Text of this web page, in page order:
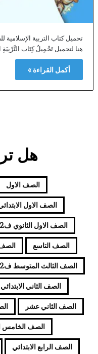
هنا لتحميل تَحْمِيلُ كِتَاب التَّرْبِيَةِ
أكمل القراءة »
هل
الصف الاول
الصف الاول
الصف الاول الثانوي ف2
الصف التاسع الصف
الصف الثالث المتوسط ف2
الصف الثاني الابتدائي
الصف الثاني عشر
الصف الخامس
الصف الرابع الابتدائي